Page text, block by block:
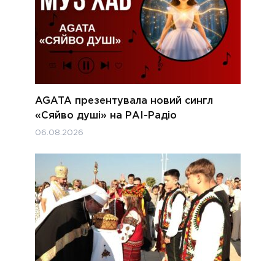
AGATA презентувала новий сингл
«Сяйво душі» на РАІ-Радіо
06.08.2026